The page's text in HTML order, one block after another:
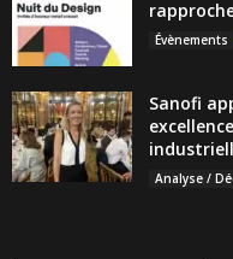
Évènements
Sanofi
Analyse /